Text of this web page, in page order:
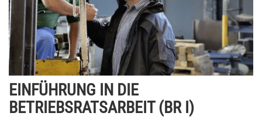
EINFÜHRUNG IN DIE
BETRIEBSRATSARBEIT (BR I)